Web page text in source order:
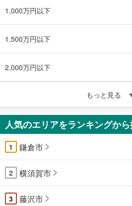
1,000万円以下
1,500万円以下
2,000万円以下
もっと見る
人気のエリアをランキングか
1 鎌倉市
2 横須賀市
3 藤沢市